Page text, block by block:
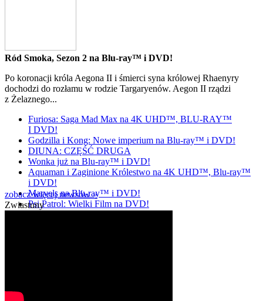
Ród Smoka, Sezon 2 na Blu-ray™ i DVD!
Po koronacji króla Aegona II i śmierci syna królowej Rhaenyry
dochodzi do rozłamu w rodzie Targaryenów. Aegon II rządzi
z Żelaznego...
Furiosa: Saga Mad Max na 4K UHD™, BLU-RAY™
I DVD!
Godzilla i Kong: Nowe imperium na Blu-ray™ i DVD!
DIUNA: CZĘŚĆ DRUGA
Wonka już na Blu-ray™ i DVD!
Aquaman i Zaginione Królestwo na 4K UHD™, Blu-ray™
i DVD!
Marvels na Blu-ray™ i DVD!
Psi Patrol: Wielki Film na DVD!
zobacz więcej newsów »
Zwiastuny